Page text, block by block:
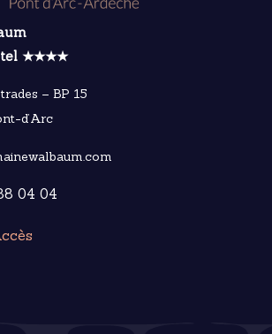
★★★★
– BP 15
d’Arc
04 04